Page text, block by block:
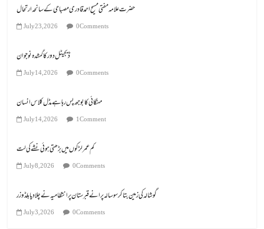
July 23, 2026 0 Comments
ڈیجیٹل دور کا گمشدہ نوجوان
July 14, 2026 0 Comments
مہنگائی کا بوجھ پس رہا ہے مڈل کلاس انسان
July 14, 2026 1 Comment
کم عمر لڑکوں میں بڑھتی ہوئی نشے کی لت
July 8, 2026 0 Comments
گوشالہ کی زمین بتا کر سوسالہ پرانے قبرستان پر انتظامیہ نے چلا دیا بلڈوزر
July 3, 2026 0 Comments